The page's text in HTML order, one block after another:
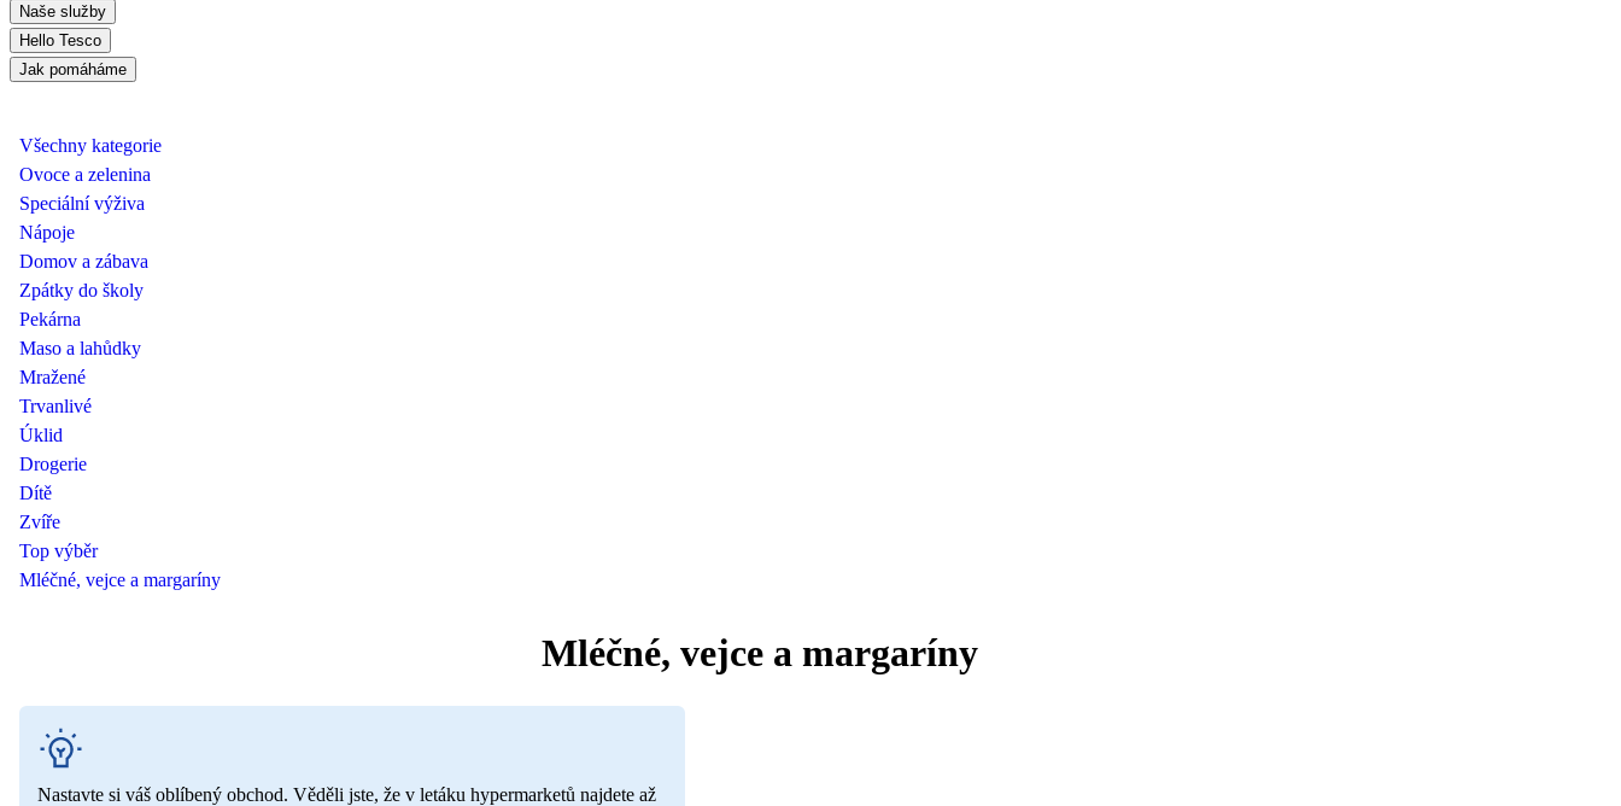
Naše služby
Hello Tesco
Jak pomáháme
Všechny kategorie
Ovoce a zelenina
Speciální výživa
Nápoje
Domov a zábava
Zpátky do školy
Pekárna
Maso a lahůdky
Mražené
Trvanlivé
Úklid
Drogerie
Dítě
Zvíře
Top výběr
Mléčné, vejce a margaríny
Mléčné, vejce a margaríny
Nastavte si váš oblíbený obchod. Věděli jste, že v letáku hypermarketů najdete až